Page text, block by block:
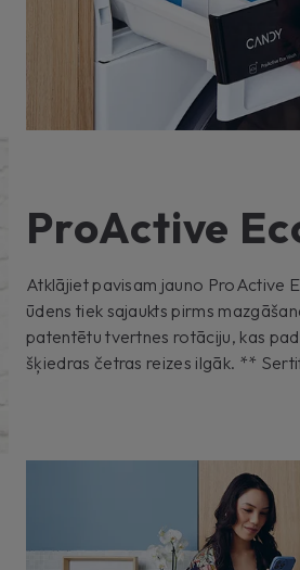
ProActive
Atklājiet pavisam jauno ProActive
ūdens tiek sajaukts pirms
patentētu tvertnes rotāciju, kas
šķiedras četras reizes ilgāk. **